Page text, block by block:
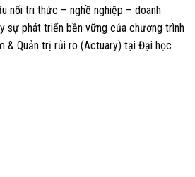
nối tri thức – nghề nghiệp – doanh
sự phát triển bền vững của chương trình
& Quản trị rủi ro (Actuary) tại Đại học